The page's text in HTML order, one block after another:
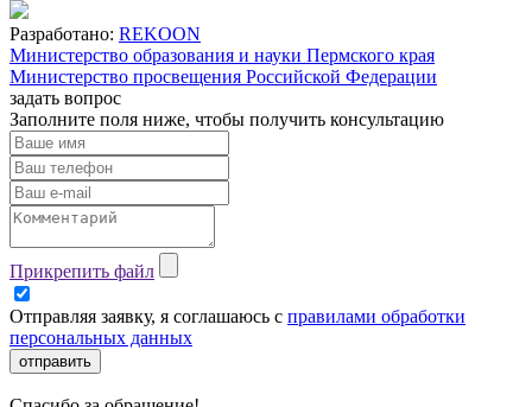
Разработано: REKOON
Министерство образования и науки Пермского края
Министерство просвещения Российской Федерации
задать вопрос
Заполните поля ниже, чтобы получить консультацию
Прикрепить файл
Отправляя заявку, я соглашаюсь с правилами обработки
персональных данных
отправить